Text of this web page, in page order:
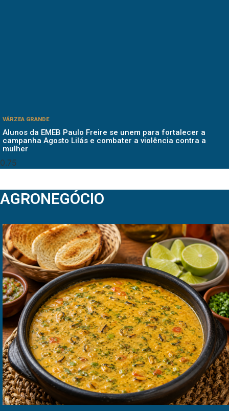
VÁRZEA GRANDE
Alunos da EMEB Paulo Freire se unem para fortalecer a
campanha Agosto Lilás e combater a violência contra a
mulher
AGRONEGÓCIO